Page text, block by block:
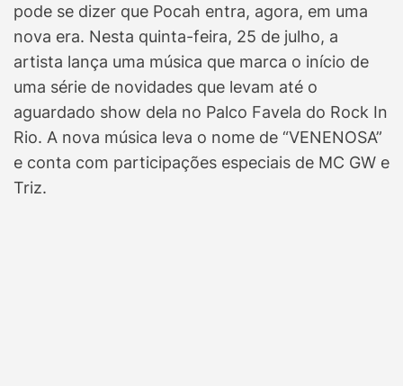
pode se dizer que Pocah entra, agora, em uma
nova era. Nesta quinta-feira, 25 de julho, a
artista lança uma música que marca o início de
uma série de novidades que levam até o
aguardado show dela no Palco Favela do Rock In
Rio. A nova música leva o nome de “VENENOSA”
e conta com participações especiais de MC GW e
Triz.